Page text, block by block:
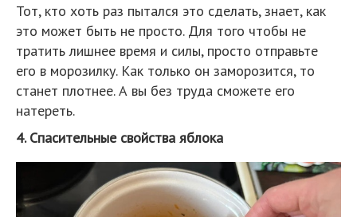
Тот, кто хоть раз пытался это сделать, знает, как
это может быть не просто. Для того чтобы не
тратить лишнее время и силы, просто отправьте
его в морозилку. Как только он заморозится, то
станет плотнее. А вы без труда сможете его
натереть.
4. Спасительные свойства яблока